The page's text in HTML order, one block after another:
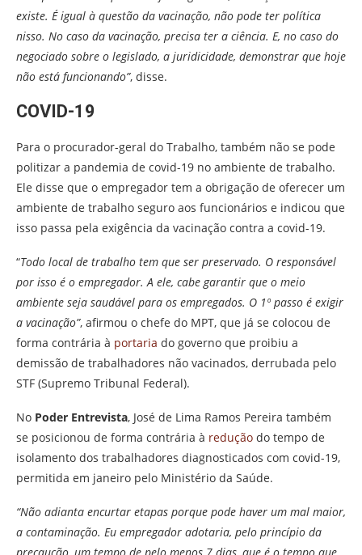
existe. É igual à questão da vacinação, não pode ter política
nisso. No caso da vacinação, precisa ter a ciência. E, no caso do
negociado sobre o legislado, a juridicidade, demonstrar que hoje
não está funcionando”, disse.
COVID-19
Para o procurador-geral do Trabalho, também não se pode
politizar a pandemia de covid-19 no ambiente de trabalho.
Ele disse que o empregador tem a obrigação de oferecer um
ambiente de trabalho seguro aos funcionários e indicou que
isso passa pela exigência da vacinação contra a covid-19.
“Todo local de trabalho tem que ser preservado. O responsável
por isso é o empregador. A ele, cabe garantir que o meio
ambiente seja saudável para os empregados. O 1º passo é exigir
a vacinação”, afirmou o chefe do MPT, que já se colocou de
forma contrária à portaria do governo que proibiu a
demissão de trabalhadores não vacinados, derrubada pelo
STF (Supremo Tribunal Federal).
No Poder Entrevista, José de Lima Ramos Pereira também
se posicionou de forma contrária à redução do tempo de
isolamento dos trabalhadores diagnosticados com covid-19,
permitida em janeiro pelo Ministério da Saúde.
“Não adianta encurtar etapas porque pode haver um mal maior,
a contaminação. Eu empregador adotaria, pelo princípio da